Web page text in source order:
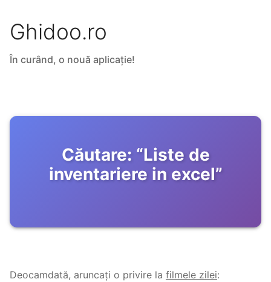
Ghidoo.ro
În curând, o nouă aplicație!
Căutare: “Liste de
inventariere in excel”
Deocamdată, aruncați o privire la filmele zilei: